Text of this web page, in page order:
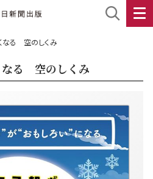
なる 空のしくみ
なる 空のしくみ